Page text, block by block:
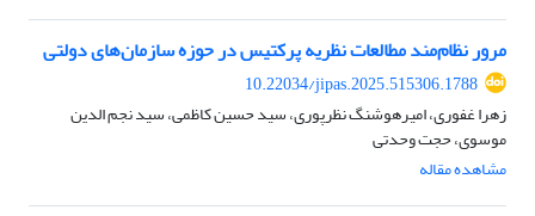
مرور نظام‌مند مطالعات نظریه‌ پرکتیس در حوزه سازمان‌های دولتی
10.22034/jipas.2025.515306.1788
زهرا غفوری، امیرهوشنگ نظرپوری، سید حسین کاظمی، سید نجم الدین
موسوی، حجت وحدتی
مشاهده مقاله